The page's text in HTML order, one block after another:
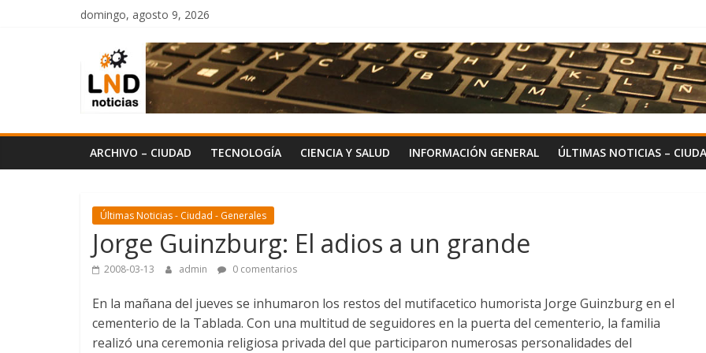
domingo, agosto 9, 2026
LND
Noticias
ARCHIVO – CIUDAD TECNOLOGÍA CIENCIA Y SALUD INFORMACIÓN GENERAL ÚLTIMAS NOTICIAS –
Últimas Noticias - Ciudad - Generales
Jorge Guinzburg: El adios a un grande
2008-03-13 admin 0 comentarios
En la mañana del jueves se inhumaron los restos del mutifacetico humorista Jorge Guinzburg en el
cementerio de la Tablada. Con una multitud de seguidores en la puerta del cementerio, la familia
realizó una ceremonia religiosa privada del que participaron numerosas personalidades del